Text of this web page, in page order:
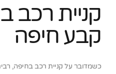
קניית רכב
קבע חיפה
כשמדובר על קניית רכב בחיפה,